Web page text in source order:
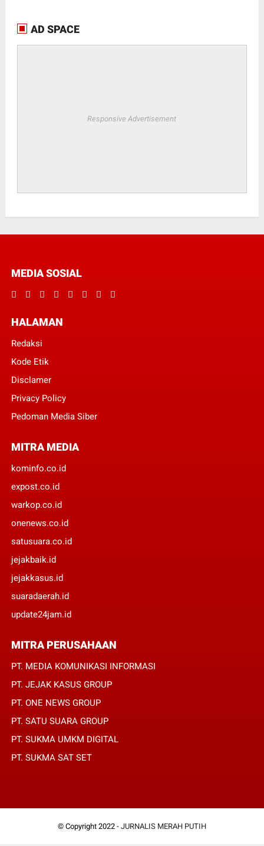
AD SPACE
Responsive Advertisement
MEDIA SOSIAL
HALAMAN
Redaksi
Kode Etik
Disclamer
Privacy Policy
Pedoman Media Siber
MITRA MEDIA
kominfo.co.id
expost.co.id
warkop.co.id
onenews.co.id
satusuara.co.id
jejakbaik.id
jejakkasus.id
suaradaerah.id
update24jam.id
MITRA PERUSAHAAN
PT. MEDIA KOMUNIKASI INFORMASI
PT. JEJAK KASUS GROUP
PT. ONE NEWS GROUP
PT. SATU SUARA GROUP
PT. SUKMA UMKM DIGITAL
PT. SUKMA SAT SET
© Copyright 2022 - JURNALIS MERAH PUTIH